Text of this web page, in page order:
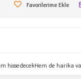
Favorilerime Ekle
hissedecekHem de harika